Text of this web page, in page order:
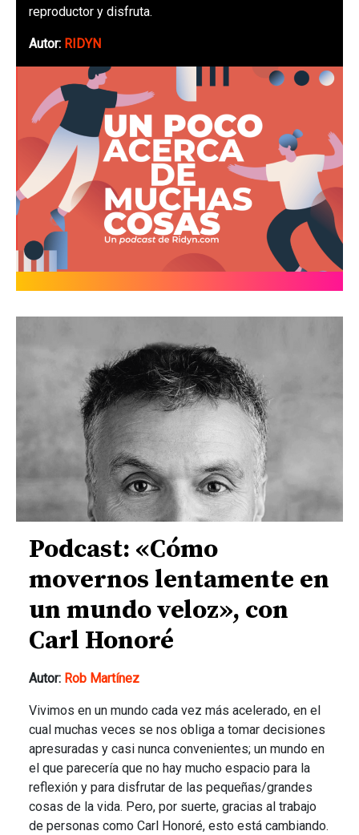
reproductor y disfruta.
Autor: RIDYN
Podcast: «Cómo
movernos lentamente en
un mundo veloz», con
Carl Honoré
Autor: Rob Martínez
Vivimos en un mundo cada vez más acelerado, en el
cual muchas veces se nos obliga a tomar decisiones
apresuradas y casi nunca convenientes; un mundo en
el que parecería que no hay mucho espacio para la
reflexión y para disfrutar de las pequeñas/grandes
cosas de la vida. Pero, por suerte, gracias al trabajo
de personas como Carl Honoré, esto está cambiando.